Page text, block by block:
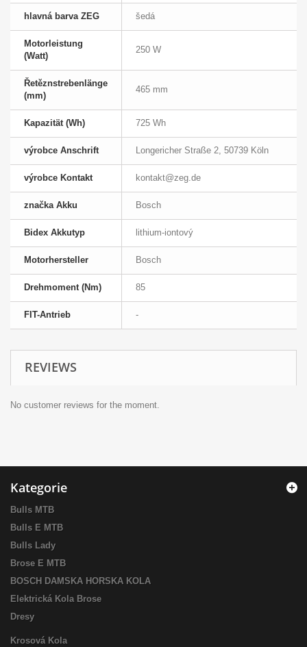
hlavná barva ZEG šedá
Motorleistung
(Watt)
250 W
Řetěznstrebenlänge
(mm)
465 mm
Kapazität (Wh) 725 Wh
výrobce Anschrift Longericher Straße 2, 50739 Köln
výrobce Kontakt kontakt@zeg.de
značka Akku Bosch
Bidex Akkutyp lithium-iontový
Motorhersteller Bosch
Drehmoment (Nm) 85
FIT-Antrieb -
REVIEWS
No customer reviews for the moment.
Kategorie
Bulls MTB
Bulls E MTB
Bulls Lady
Brose E MTB
BOSCH DAMSKA HORSKA KOLA
Elektrická Kola Brose
Dresy
Krosová Kola